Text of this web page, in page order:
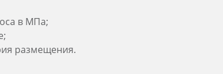
в МПа;
размещения.